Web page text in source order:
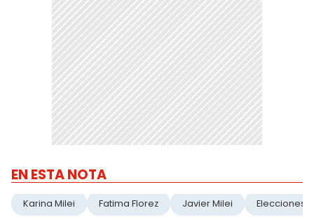
EN ESTA NOTA
Karina Milei Fatima Florez Javier Milei Elecciones